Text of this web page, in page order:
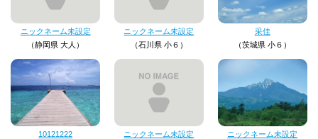
ニックネーム未設定
（静岡県 大人）
ニックネーム未設定
（石川県 小６）
采佳
（茨城県 小６）
10121222
ニックネーム未設定
ニックネーム未設定